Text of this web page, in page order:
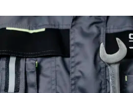
Оригинальные аксессуары
Трейд-ин
Калькулятор трейд-ин
Аксессуары
Одежда и сувениры
Оригинальные аксессуары
Запчасти